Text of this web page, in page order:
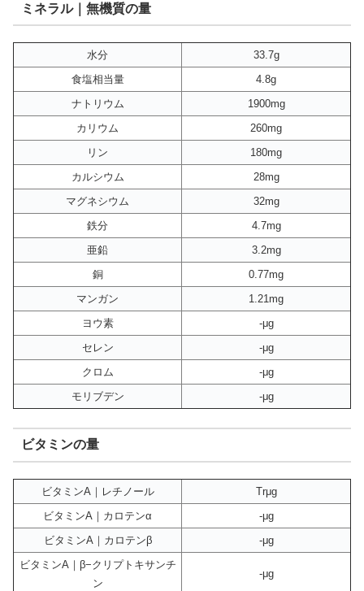
ミネラル｜無機質の量
水分
33.7g
食塩相当量
4.8g
ナトリウム
1900mg
カリウム
260mg
リン
180mg
カルシウム
28mg
マグネシウム
32mg
鉄分
4.7mg
亜鉛
3.2mg
銅
0.77mg
マンガン
1.21mg
ヨウ素
-μg
セレン
-μg
クロム
-μg
モリブデン
-μg
ビタミンの量
ビタミンA｜レチノール
Trμg
ビタミンA｜カロテンα
-μg
ビタミンA｜カロテンβ
-μg
ビタミンA｜β−クリプトキサンチ
ン
-μg